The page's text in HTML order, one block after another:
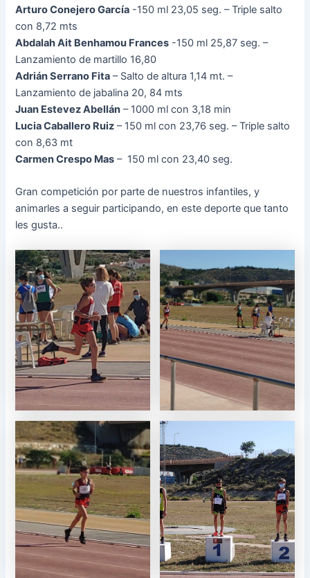
Arturo Conejero García -150 ml 23,05 seg. – Triple salto
con 8,72 mts
Abdalah Ait Benhamou Frances -150 ml 25,87 seg. –
Lanzamiento de martillo 16,80
Adrián Serrano Fita – Salto de altura 1,14 mt. –
Lanzamiento de jabalina 20, 84 mts
Juan Estevez Abellán – 1000 ml con 3,18 min
Lucia Caballero Ruiz – 150 ml con 23,76 seg. – Triple salto
con 8,63 mt
Carmen Crespo Mas – 150 ml con 23,40 seg.
Gran competición por parte de nuestros infantiles, y
animarles a seguir participando, en este deporte que tanto
les gusta..